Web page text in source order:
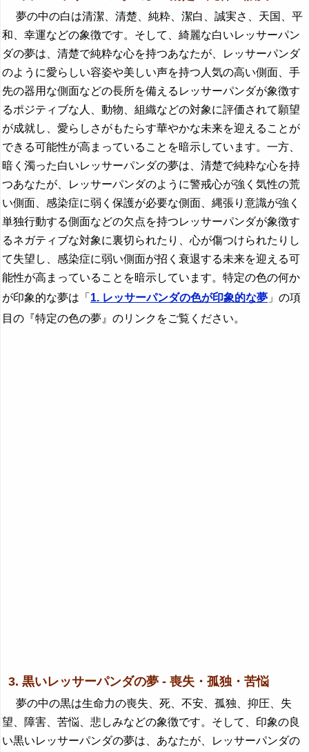
夢の中の白は清潔、清楚、純粋、潔白、誠実さ、天国、平
和、幸運などの象徴です。そして、綺麗な白いレッサーパン
ダの夢は、清楚で純粋な心を持つあなたが、レッサーパンダ
のように愛らしい容姿や美しい声を持つ人気の高い側面、手
先の器用な側面などの長所を備えるレッサーパンダが象徴す
るポジティブな人、動物、組織などの対象に評価されて願望
が成就し、愛らしさがもたらす華やかな未来を迎えることが
できる可能性が高まっていることを暗示しています。一方、
暗く濁った白いレッサーパンダの夢は、清楚で純粋な心を持
つあなたが、レッサーパンダのように警戒心が強く気性の荒
い側面、感染症に弱く保護が必要な側面、縄張り意識が強く
単独行動する側面などの欠点を持つレッサーパンダが象徴す
るネガティブな対象に裏切られたり、心が傷つけられたりし
て失望し、感染症に弱い側面が招く衰退する未来を迎える可
能性が高まっていることを暗示しています。特定の色の何か
が印象的な夢は「 1. レッサーパンダの色が印象的な夢 」の項
目の『特定の色の夢』のリンクをご覧ください。
3. 黒いレッサーパンダの夢 - 喪失・孤独・苦悩
夢の中の黒は生命力の喪失、死、不安、孤独、抑圧、失
望、障害、苦悩、悲しみなどの象徴です。そして、印象の良
い黒いレッサーパンダの夢は、あなたが、レッサーパンダの